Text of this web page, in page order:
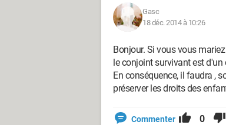
Gasc
18 déc. 2014 à 10:26
Bonjour. Si vous vous
le conjoint survivant est d'un
En conséquence, il faudra ,
préserver les droits des
Commenter 0